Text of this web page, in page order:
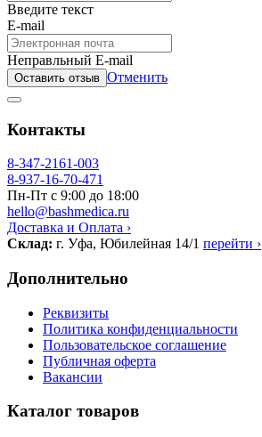
Введите текст
E-mail
Неправльный E-mail
Оставить отзыв Отменить
Контакты
8-347-2161-003
8-937-16-70-471
Пн-Пт с 9:00 до 18:00
hello@bashmedica.ru
Доставка и Оплата ›
Склад: г. Уфа, Юбилейная 14/1 перейти ›
Дополнительно
Реквизиты
Политика конфиденциальности
Пользовательское соглашение
Публичная оферта
Вакансии
Каталог товаров